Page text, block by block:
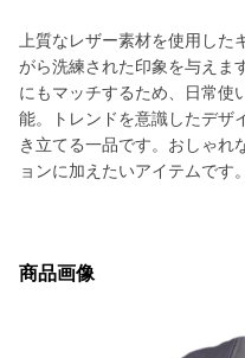
上質なレザー素材を使用し
がら洗練された印象を与えま
にもマッチするため、日常使
能。トレンドを意識したデザ
き立てる一品です。おしゃれ
ョンに加えたいアイテムです。
商品画像